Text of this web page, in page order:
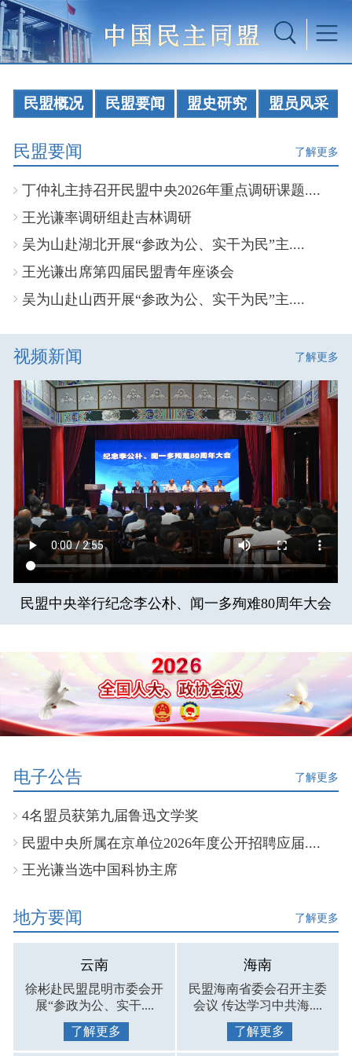
民盟概况 民盟要闻 盟史研究 盟员风采
民盟要闻 了解更多
丁仲礼主持召开民盟中央2026年重点调研课题....
王光谦率调研组赴吉林调研
吴为山赴湖北开展“参政为公、实干为民”主....
王光谦出席第四届民盟青年座谈会
吴为山赴山西开展“参政为公、实干为民”主....
视频新闻 了解更多
民盟中央举行纪念李公朴、闻一多殉难80周年大会
电子公告 了解更多
4名盟员获第九届鲁迅文学奖
民盟中央所属在京单位2026年度公开招聘应届....
王光谦当选中国科协主席
地方要闻 了解更多
云南
徐彬赴民盟昆明市委会开
展“参政为公、实干....
了解更多
海南
民盟海南省委会召开主委
会议 传达学习中共海....
了解更多